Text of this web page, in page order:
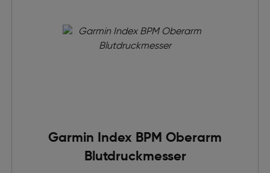
Garmin Index BPM Oberarm
Blutdruckmesser